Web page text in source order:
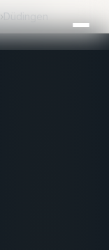
›Düdingen